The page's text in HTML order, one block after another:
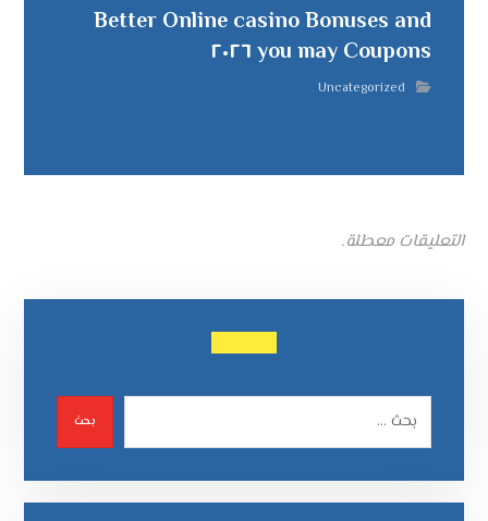
Better Online casino Bonuses and
you may Coupons ٢٠٢٦
Uncategorized
التعليقات معطلة.
بحث